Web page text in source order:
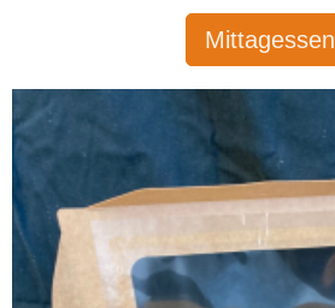
Mittagessen